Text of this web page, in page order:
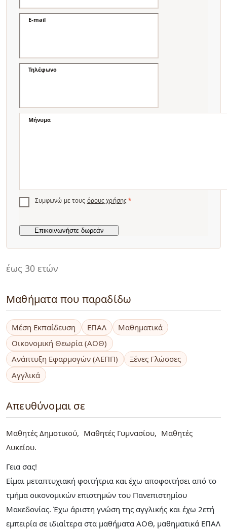
έως 30 ετών
Μαθήματα που παραδίδω
Μέση Εκπαίδευση ΕΠΑΛ
Μαθηματικά
Οικονομική Θεωρία (ΑΟΘ)
Ανάπτυξη Εφαρμογών (ΑΕΠΠ)
Ξένες Γλώσσες
Αγγλικά
Απευθύνομαι σε
Μαθητές Δημοτικού Μαθητές Γυμνασίου
Μαθητές
Λυκείου
Γεια σας!
Είμαι μεταπτυχιακή φοιτήτρια και έχω αποφοιτήσει από το
τμήμα οικονομικών επιστημών του Πανεπιστημίου
Μακεδονίας. Έχω άριστη γνώση της αγγλικής και έχω 2ετή
εμπειρία σε ιδιαίτερα στα μαθήματα ΑΟΘ, μαθηματικά ΕΠΑΛ
E-mail
Τηλέφωνο
Μήνυμα
Συμφωνώ με τους όρους χρήσης *